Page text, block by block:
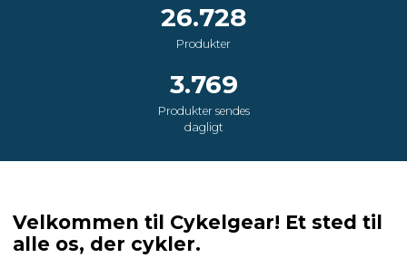
26.728
Produkter
3.769
Produkter sendes
dagligt
Velkommen til Cykelgear! Et sted til
alle os, der cykler.